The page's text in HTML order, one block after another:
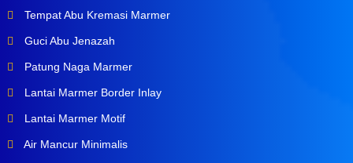
Tempat Abu Kremasi Marmer
Guci Abu Jenazah
Patung Naga Marmer
Lantai Marmer Border Inlay
Lantai Marmer Motif
Air Mancur Minimalis